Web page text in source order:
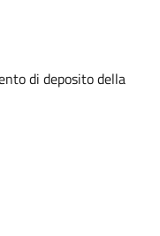
di deposito della